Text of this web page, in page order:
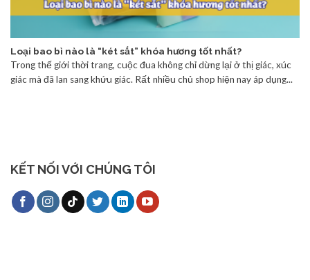
Loại bao bì nào là “két sắt” khóa hương tốt nhất?
Trong thế giới thời trang, cuộc đua không chỉ dừng lại ở thị giác, xúc
giác mà đã lan sang khứu giác. Rất nhiều chủ shop hiện nay áp dụng...
KẾT NỐI VỚI CHÚNG TÔI